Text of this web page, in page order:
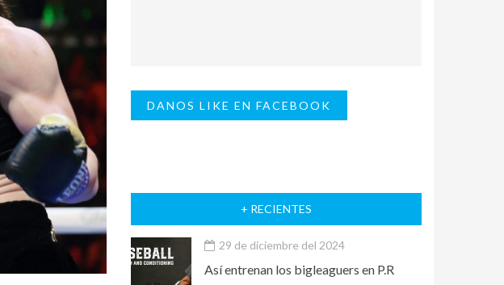
DANOS LIKE EN FACEBOOK
+ RECIENTES
29 de diciembre del 2024
Así entrenan los bigleaguers en P.R